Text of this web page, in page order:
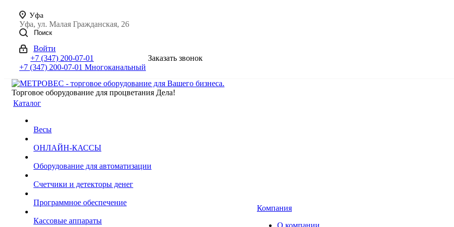
Уфа
Уфа, ул. Малая Гражданская, 26
Поиск
Войти
+7 (347) 200-07-01
+7 (347) 200-07-01 Многоканальный
Заказать звонок
Торговое оборудование для процветания Дела!
Каталог
Весы
ОНЛАЙН-КАССЫ
Оборудование для автоматизации
Счетчики и детекторы денег
Программное обеспечение
Кассовые аппараты
Компания
О компании